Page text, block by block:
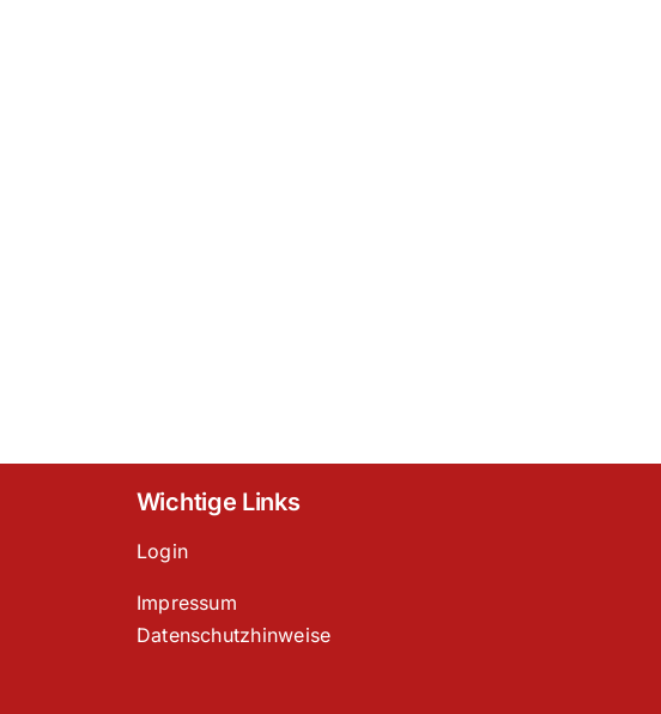
Wichtige Links
Login
Impressum
Datenschutzhinweise